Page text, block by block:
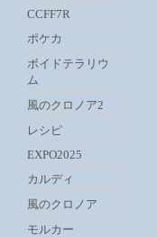
CCFF7R
ポケカ
ボイドテラリウ
ム
風のクロノア2
レシピ
EXPO2025
カルディ
風のクロノア
モルカー